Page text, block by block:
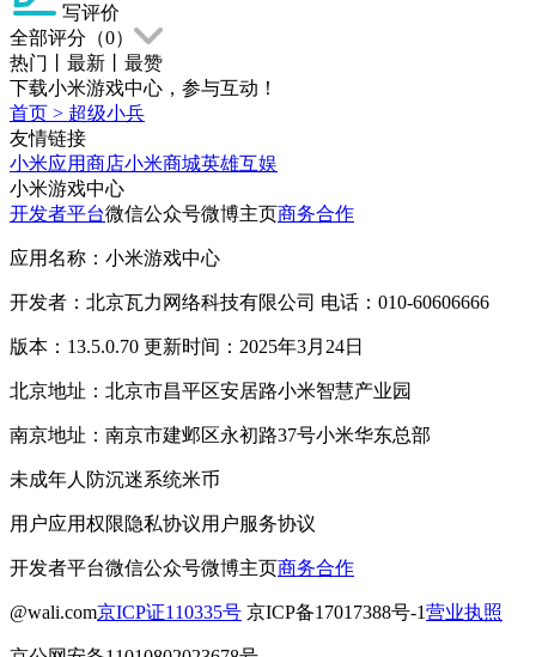
写评价
全部评分（0）
热门
最新
最赞
下载小米游戏中心，参与互动！
首页 > 超级小兵
友情链接
小米应用商店小米商城英雄互娱
小米游戏中心
开发者平台微信公众号微博主页商务合作
应用名称：小米游戏中心
开发者：北京瓦力网络科技有限公司 电话：010-60606666
版本：13.5.0.70 更新时间：2025年3月24日
北京地址：北京市昌平区安居路小米智慧产业园
南京地址：南京市建邺区永初路37号小米华东总部
未成年人防沉迷系统米币
用户应用权限隐私协议用户服务协议
开发者平台微信公众号微博主页商务合作
@wali.com京ICP证110335号 京ICP备17017388号-1营业执照